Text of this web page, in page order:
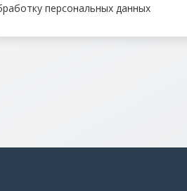
персональных данных